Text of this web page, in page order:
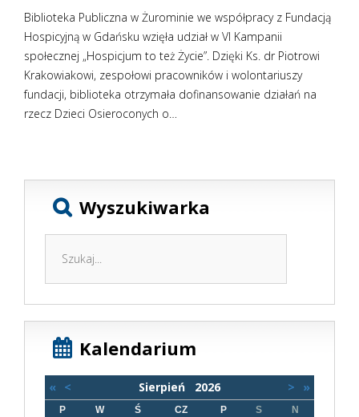
Biblioteka Publiczna w Żurominie we współpracy z Fundacją
Hospicyjną w Gdańsku wzięła udział w VI Kampanii
społecznej „Hospicjum to też Życie”. Dzięki Ks. dr Piotrowi
Krakowiakowi, zespołowi pracowników i wolontariuszy
fundacji, biblioteka otrzymała dofinansowanie działań na
rzecz Dzieci Osieroconych o…
Wyszukiwarka
Kalendarium
« < Sierpień 2026 > »
P W Ś CZ P S N